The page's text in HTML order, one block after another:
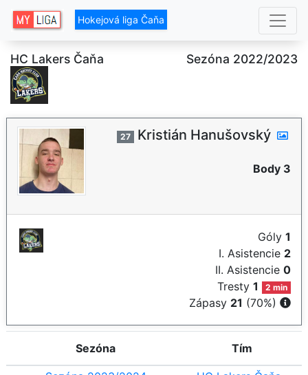
Hokejová liga Čaňa
HC Lakers Čaňa Sezóna 2022/2023
27 Kristián Hanušovský
Body 3
Góly 1
I. Asistencie 2
II. Asistencie 0
Tresty1 2 min
Zápasy 21 (70%)
Sezóna Tím